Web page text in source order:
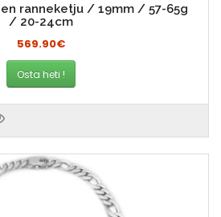
ranneketju / 19mm / 57-65g
/ 20-24cm
569.90€
Osta heti !